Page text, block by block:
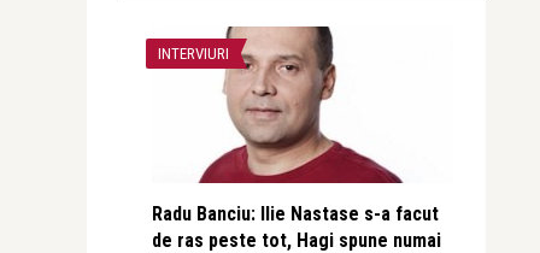
INTERVIURI
Radu Banciu: Ilie Nastase s-a facut
de ras peste tot, Hagi spune numai